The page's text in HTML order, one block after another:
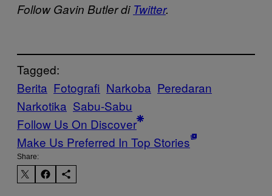
Follow Gavin Butler di Twitter.
Tagged:
Berita Fotografi Narkoba Peredaran
Narkotika Sabu-Sabu
Follow Us On Discover
Make Us Preferred In Top Stories
Share: